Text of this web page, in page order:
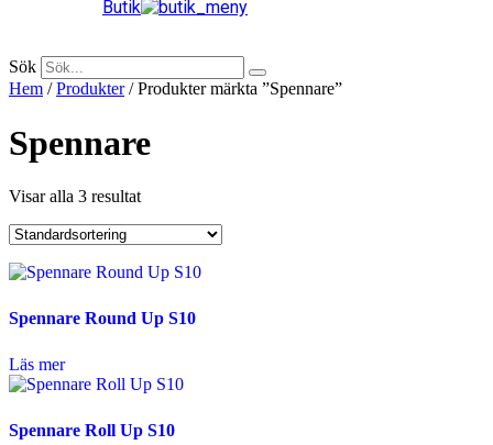
Butik
Sök
Hem /Produkter/ Produkter märkta ”Spennare”
Spennare
Visar alla 3 resultat
Spennare Round Up S10
Läs mer
Spennare Roll Up S10